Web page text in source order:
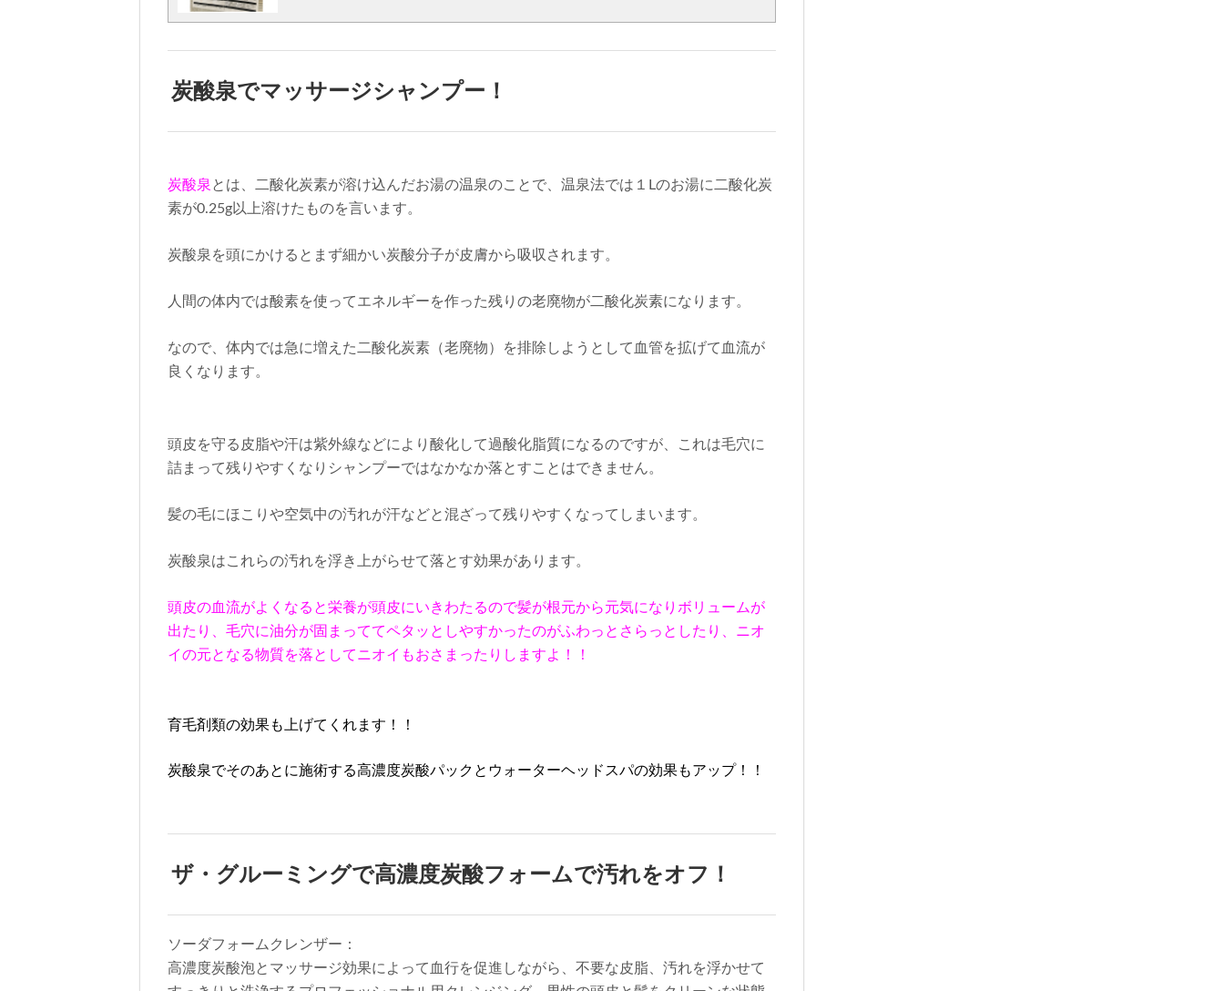
炭酸泉でマッサージシャンプー！
炭酸泉 とは、二酸化炭素が溶け込んだお湯の温泉のことで、温泉法では１Lのお湯に二酸化炭
素が0.25g以上溶けたものを言います。
炭酸泉を頭にかけるとまず細かい炭酸分子が皮膚から吸収されます。
人間の体内では酸素を使ってエネルギーを作った残りの老廃物が二酸化炭素になります。
なので、体内では急に増えた二酸化炭素（老廃物）を排除しようとして血管を拡げて血流が
良くなります。
頭皮を守る皮脂や汗は紫外線などにより酸化して過酸化脂質になるのですが、これは毛穴に
詰まって残りやすくなりシャンプーではなかなか落とすことはできません。
髪の毛にほこりや空気中の汚れが汗などと混ざって残りやすくなってしまいます。
炭酸泉はこれらの汚れを浮き上がらせて落とす効果があります。
頭皮の血流がよくなると栄養が頭皮にいきわたるので髪が根元から元気になりボリュームが
出たり、毛穴に油分が固まっててペタッとしやすかったのがふわっとさらっとしたり、ニオ
イの元となる物質を落としてニオイもおさまったりしますよ！！
育毛剤類の効果も上げてくれます！！
炭酸泉でそのあとに施術する高濃度炭酸パックとウォーターヘッドスパの効果もアップ！！
ザ・グルーミングで高濃度炭酸フォームで汚れをオフ！
ソーダフォームクレンザー：
高濃度炭酸泡とマッサージ効果によって血行を促進しながら、不要な皮脂、汚れを浮かせて